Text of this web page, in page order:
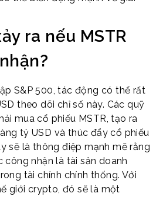
ra nếu MSTR
S&P 500, tác động có thể rất
theo dõi chỉ số này. Các quỹ
mua cổ phiếu MSTR, tạo ra
tỷ USD và thúc đẩy cổ phiếu
sẽ là thông điệp mạnh mẽ rằng
công nhận là tài sản doanh
tài chính chính thống. Với
giới crypto, đó sẽ là một